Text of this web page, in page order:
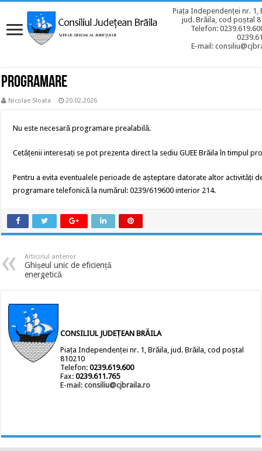
Piața Independenței nr. 1,
jud. Brăila, cod poștal
Telefon:
E-mail:
Programare
Nicolae Sloata 20.02.2026
Nu este necesară programare prealabilă.
Cetățenii interesați se pot prezenta direct la sediu GUEE Brăila în timpul
Pentru a evita eventualele perioade de așteptare datorate altor activități
programare telefonică la numărul: 0239/619600 interior 214.
Articolul anterior
Ghișeul unic de eficiență
energetică
CONSILIUL JUDEȚEAN BRĂILA
Piața Independenței nr. 1, Brăila, jud. Brăila, cod poștal
810210
Telefon:0239.619.600
Fax:0239.611.765
E-mail:consiliu@cjbraila.ro